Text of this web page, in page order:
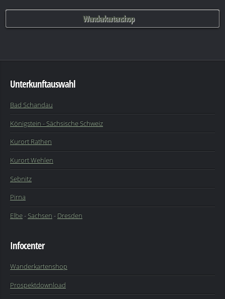
Wanderkartenshop
Unterkunftauswahl
Bad Schandau
Königstein - Sächsische Schweiz
Kurort Rathen
Kurort Wehlen
Sebnitz
Pirna
Elbe-Sachsen - Dresden
Infocenter
Wanderkartenshop
Prospektdownload